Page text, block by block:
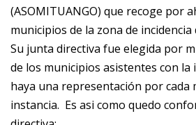
(ASOMITUANGO) que recoge por
municipios de la zona de incidencia
Su junta directiva fue elegida por
de los municipios asistentes con la
haya una representación por cada
instancia. Es asi como quedo